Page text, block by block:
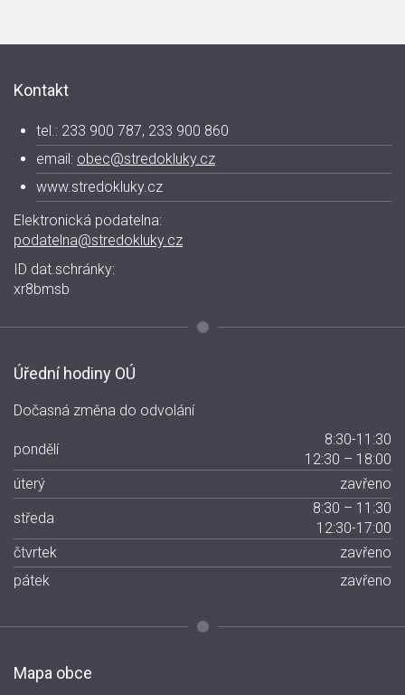
Kontakt
tel.: 233 900 787, 233 900 860
email: obec@stredokluky.cz
www.stredokluky.cz
Elektronická podatelna:
podatelna@stredokluky.cz
ID dat.schránky:
xr8bmsb
Úřední hodiny OÚ
Dočasná změna do odvolání
pondělí
8:30-11:30
12:30 – 18:00
úterý
zavřeno
středa
8:30 – 11:30
12:30-17:00
čtvrtek
zavřeno
pátek
zavřeno
Mapa obce